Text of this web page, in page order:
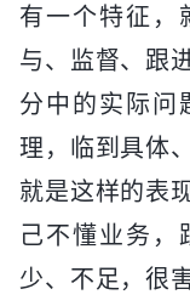
有一个特征，
与、监督、跟
分中的实际问
理，临到具体
就是这样的表
己不懂业务，
少、不足，很